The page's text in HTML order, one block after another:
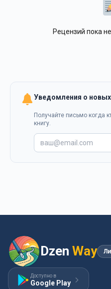
Рецензий пока
Уведомления о новых
Получайте письмо когда
книгу.
Dzen Way
Доступно в
Google Play